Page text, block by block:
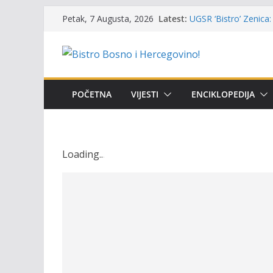
content
Petak, 7 Augusta, 2026 Latest: UGSR ‘Bistro’
i amura’
osobe sa
Održan 15.
POČETNA VIJESTI ENCIKLOPEDIJA
Loading...